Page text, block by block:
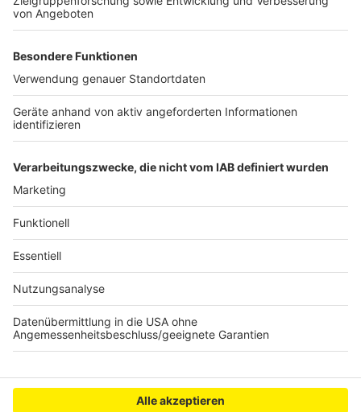
Geräte bieten die nötige Erreichbarkeit ohne die
Risiken und Ablenkungen eines Smartphones. Der
Verein unterstützt Eltern dabei, ihre Kinder in Vereinen
Hobbys zu stärken. Aktivitäten wie Sport, Musik und
kreative Projekte sollen gefördert werden, um die
Kinder im realen Leben zu verankern.
Autor: Joachim Schultheis
Anzeige
Anzeige